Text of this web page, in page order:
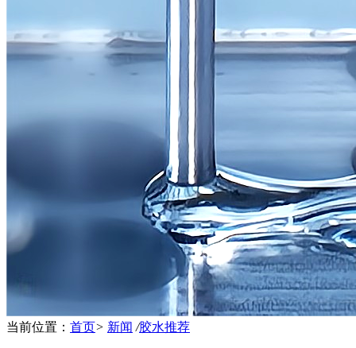
当前位置： 首页> 新闻 /胶水推荐